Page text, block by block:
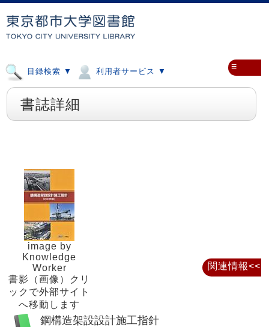
目録検索 ▼ 利用者サービス ▼ ≡
書誌詳細
image by
Knowledge
Worker
書影（画像）クリ
ックで外部サイト
へ移動します
鋼構造架設設計施工指針
関連情報<<